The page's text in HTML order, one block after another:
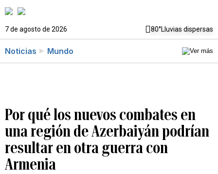
7 de agosto de 2026 80°Lluvias dispersas
Noticias Mundo
Por qué los nuevos combates en
una región de Azerbaiyán podrían
resultar en otra guerra con
Armenia